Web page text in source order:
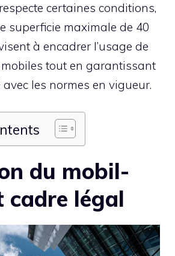
certaines conditions,
superficie maximale de 40
à encadrer l’usage de
mobiles tout en garantissant
les normes en vigueur.
du mobil-
cadre légal